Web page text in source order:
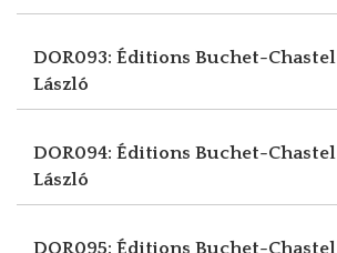
DOR093: Éditions Buchet-Chastel
László
DOR094: Éditions Buchet-Chastel
László
DOR095: Éditions Buchet-Chastel